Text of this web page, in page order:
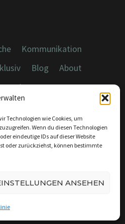
Technologien wie Cookies, um
Wenn du diesen Technologien
eindeutige IDs auf dieser Website
oder zurückziehst, können bestimmte
ANSEHEN
Kommunikation
Blog
About
Impressum